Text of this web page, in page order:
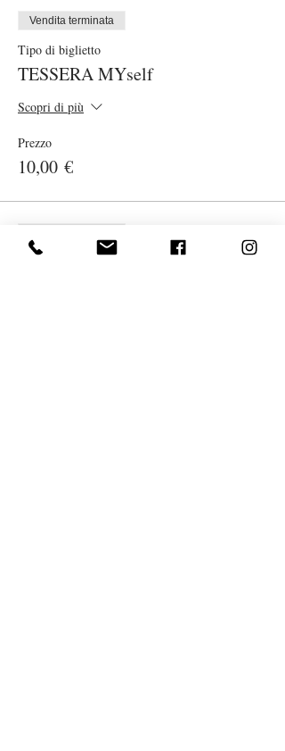
Vendita terminata
Tipo di biglietto
TESSERA MYself
Scopri di più
Prezzo
10,00 €